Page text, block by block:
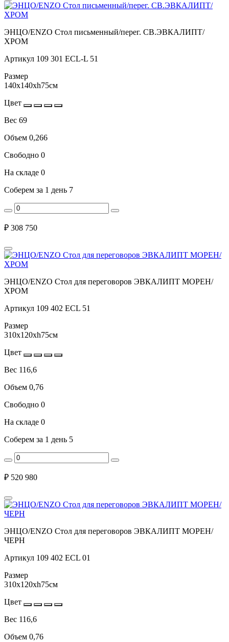
ЭНЦО/ENZO Стол письменный/перег. СВ.ЭВКАЛИПТ/
ХРОМ
Артикул 109 301 ECL-L 51
Размер
140x140xh75см
Цвет
Вес 69
Объем 0,266
Свободно 0
На складе 0
Соберем за 1 день 7
₽ 308 750
ЭНЦО/ENZO Стол для переговоров ЭВКАЛИПТ МОРЕН/
ХРОМ
Артикул 109 402 ECL 51
Размер
310x120xh75см
Цвет
Вес 116,6
Объем 0,76
Свободно 0
На складе 0
Соберем за 1 день 5
₽ 520 980
ЭНЦО/ENZO Стол для переговоров ЭВКАЛИПТ МОРЕН/
ЧЕРН
Артикул 109 402 ECL 01
Размер
310x120xh75см
Цвет
Вес 116,6
Объем 0,76